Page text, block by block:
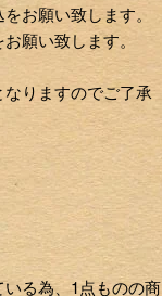
お願い致します。
願い致します。
りますのでご了承
る為、1点ものの商